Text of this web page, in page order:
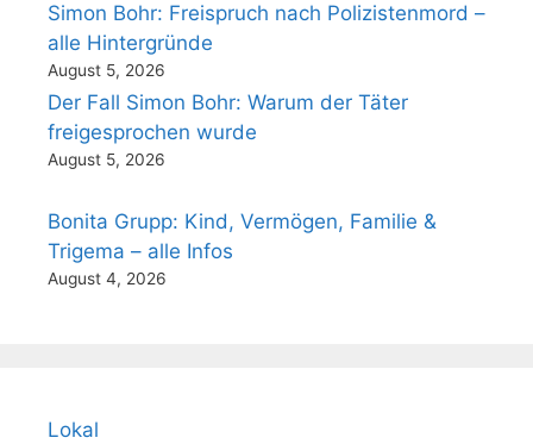
Simon Bohr: Freispruch nach Polizistenmord –
alle Hintergründe
August 5, 2026
Der Fall Simon Bohr: Warum der Täter
freigesprochen wurde
August 5, 2026
Bonita Grupp: Kind, Vermögen, Familie &
Trigema – alle Infos
August 4, 2026
Lokal